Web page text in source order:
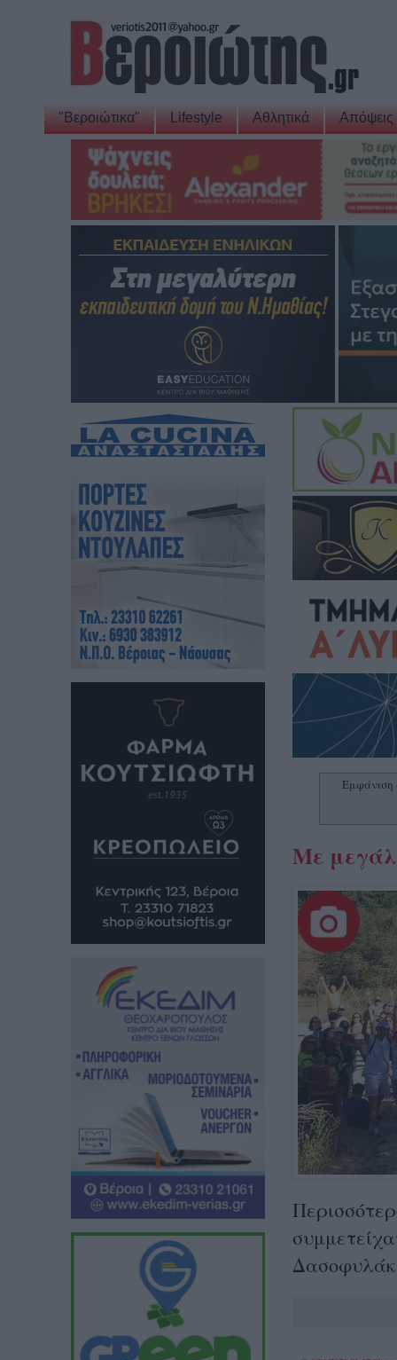
"Βεροιώτικα" Lifestyle Αθλητικά Απόψεις
Εμφάνιση
Με